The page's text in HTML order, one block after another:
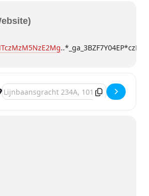
Destination Address - Amsterdam, Chris